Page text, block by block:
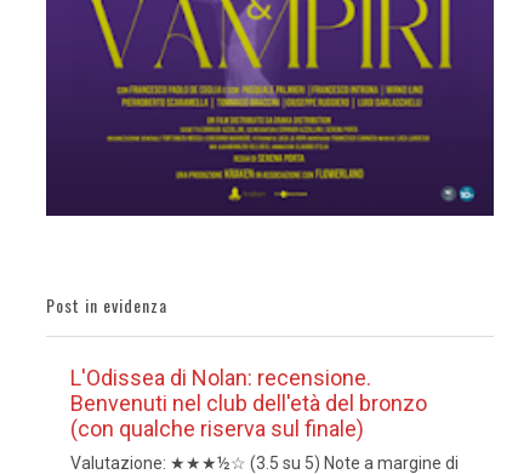
Post in evidenza
L'Odissea di Nolan: recensione.
Benvenuti nel club dell'età del bronzo
(con qualche riserva sul finale)
Valutazione: ★★★½☆ (3.5 su 5) Note a margine di